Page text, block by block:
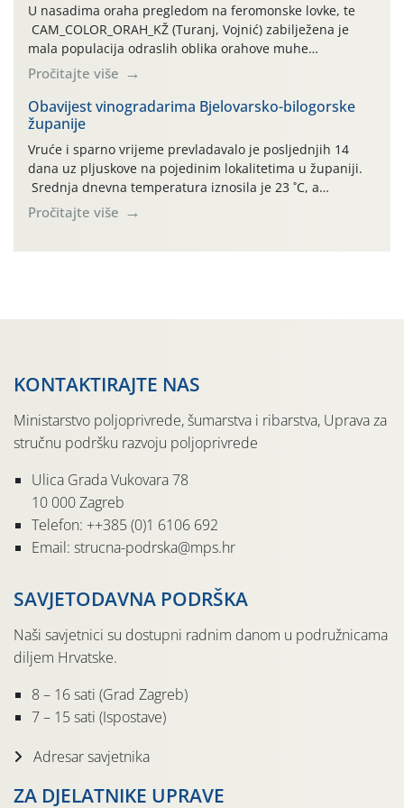
U nasadima oraha pregledom na feromonske lovke, te
CAM_COLOR_ORAH_KŽ (Turanj, Vojnić) zabilježena je
mala populacija odraslih oblika orahove muhe
(Rhagoletis completa). Niska brojnost može se objasniti
činjenicom da je riječ o mladim nasadima s vrlo malim
urodom, što je povezano i s manjim brojem prezimjelih
jedinki. U starijim nasadima, na žutim ljepljivim Rebell
pločama s […]
Pročitajte više
Obavijest vinogradarima Bjelovarsko-bilogorske
županije
Vruće i sparno vrijeme prevladavalo je posljednjih 14
dana uz pljuskove na pojedinim lokalitetima u županiji.
Srednja dnevna temperatura iznosila je 23 ˚C, a
maksimalne su posljednjih dana dosezale do 35 ˚C.
Simptome plamenjače vinove loze (Plasmoparas
Pročitajte više
KONTAKTIRAJTE NAS
Ministarstvo poljoprivrede, šumarstva i ribarstva, Uprava za
stručnu podršku razvoju poljoprivrede
Ulica Grada Vukovara 78
10 000 Zagreb
Telefon: ++385 (0)1 6106 692
Email: strucna-podrska@mps.hr
SAVJETODAVNA PODRŠKA
Naši savjetnici su dostupni radnim danom u podružnicama
diljem Hrvatske.
8 – 16 sati (Grad Zagreb)
7 – 15 sati (Ispostave)
Adresar savjetnika
ZA DJELATNIKE UPRAVE